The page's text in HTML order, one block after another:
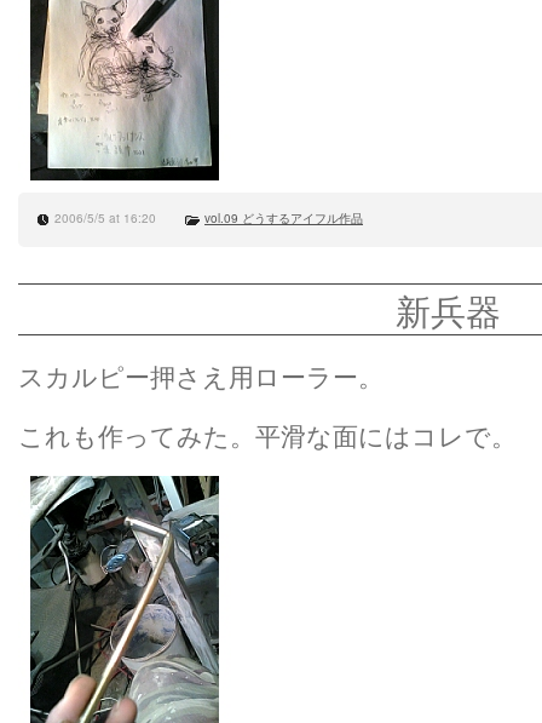
2006/5/5 at 16:20 vol.09 どうするアイフル作品
新兵器
スカルピー押さえ用ローラー。
これも作ってみた。平滑な面にはコレで。